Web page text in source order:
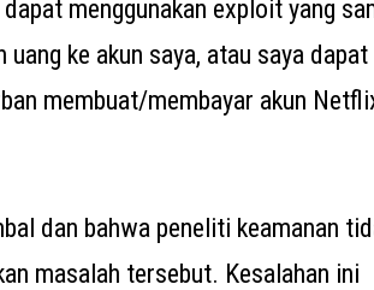
menggunakan exploit yang
ke akun saya, atau saya dapat
membuat/membayar akun
dan bahwa peneliti keamanan
masalah tersebut. Kesalahan ini